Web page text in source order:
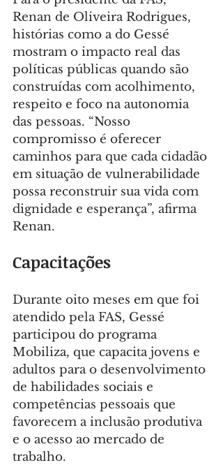
Renan de Oliveira Rodrigues,
histórias como a do Gessé
mostram o impacto real das
políticas públicas quando são
construídas com acolhimento,
respeito e foco na autonomia
das pessoas. “Nosso
compromisso é oferecer
caminhos para que cada cidadão
em situação de vulnerabilidade
possa reconstruir sua vida com
dignidade e esperança”, afirma
Renan.
Capacitações
Durante oito meses em que foi
atendido pela FAS, Gessé
participou do programa
Mobiliza, que capacita jovens e
adultos para o desenvolvimento
de habilidades sociais e
competências pessoais que
favorecem a inclusão produtiva
e o acesso ao mercado de
trabalho.